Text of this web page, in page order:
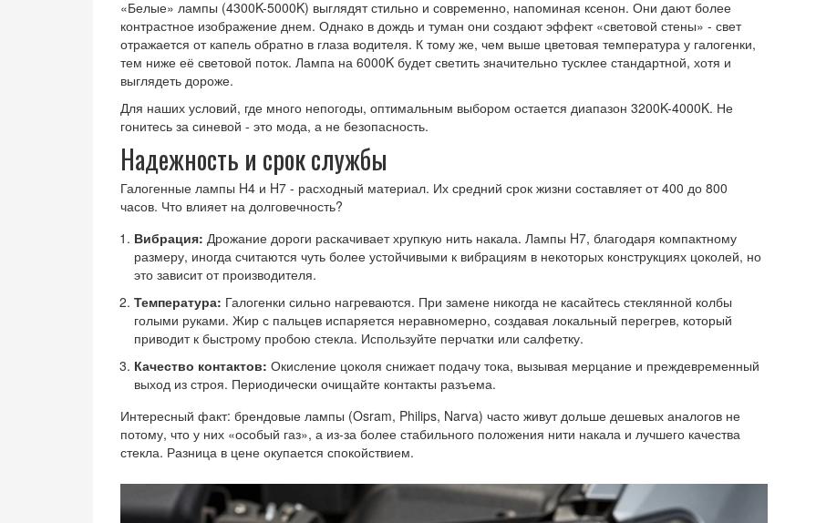
«Белые» лампы (4300K-5000K) выглядят стильно и современно, напоминая ксенон. Они дают более
контрастное изображение днем. Однако в дождь и туман они создают эффект «световой стены» - свет
отражается от капель обратно в глаза водителя. К тому же, чем выше цветовая температура у галогенки,
тем ниже её световой поток. Лампа на 6000K будет светить значительно тусклее стандартной, хотя и
выглядеть дороже.
Для наших условий, где много непогоды, оптимальным выбором остается диапазон 3200K-4000K. Не
гонитесь за синевой - это мода, а не безопасность.
Надежность и срок службы
Галогенные лампы H4 и H7 - расходный материал. Их средний срок жизни составляет от 400 до 800
часов. Что влияет на долговечность?
Вибрация: Дрожание дороги раскачивает хрупкую нить накала. Лампы H7, благодаря компактному
размеру, иногда считаются чуть более устойчивыми к вибрациям в некоторых конструкциях цоколей, но
это зависит от производителя.
Температура: Галогенки сильно нагреваются. При замене никогда не касайтесь стеклянной колбы
голыми руками. Жир с пальцев испаряется неравномерно, создавая локальный перегрев, который
приводит к быстрому пробою стекла. Используйте перчатки или салфетку.
Качество контактов: Окисление цоколя снижает подачу тока, вызывая мерцание и преждевременный
выход из строя. Периодически очищайте контакты разъема.
Интересный факт: брендовые лампы (Osram, Philips, Narva) часто живут дольше дешевых аналогов не
потому, что у них «особый газ», а из-за более стабильного положения нити накала и лучшего качества
стекла. Разница в цене окупается спокойствием.